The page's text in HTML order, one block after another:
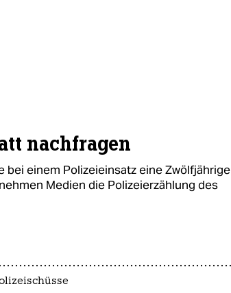
nachfragen
bei einem Polizeieinsatz eine Zwölfjährige
Medien die Polizeierzählung des